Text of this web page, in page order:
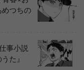
つちの
事小説
た』